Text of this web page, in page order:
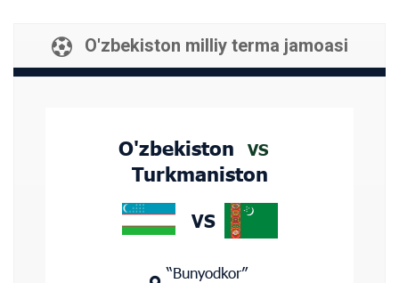
O'zbekiston milliy terma jamoasi
O'zbekiston VS
Turkmaniston
VS
“Bunyodkor”